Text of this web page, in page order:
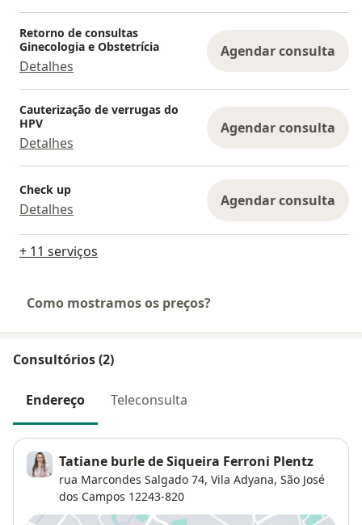
Retorno de consultas
Ginecologia e Obstetrícia
Detalhes
Agendar consulta
Cauterização de verrugas do
HPV
Detalhes
Agendar consulta
Check up
Detalhes Agendar consulta
+ 11 serviços
Como mostramos os preços?
Consultórios (2)
Endereço Teleconsulta
Tatiane burle de Siqueira Ferroni Plentz
rua Marcondes Salgado 74, Vila Adyana, São José
dos Campos 12243-820